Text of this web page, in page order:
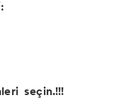
seçin.!!!